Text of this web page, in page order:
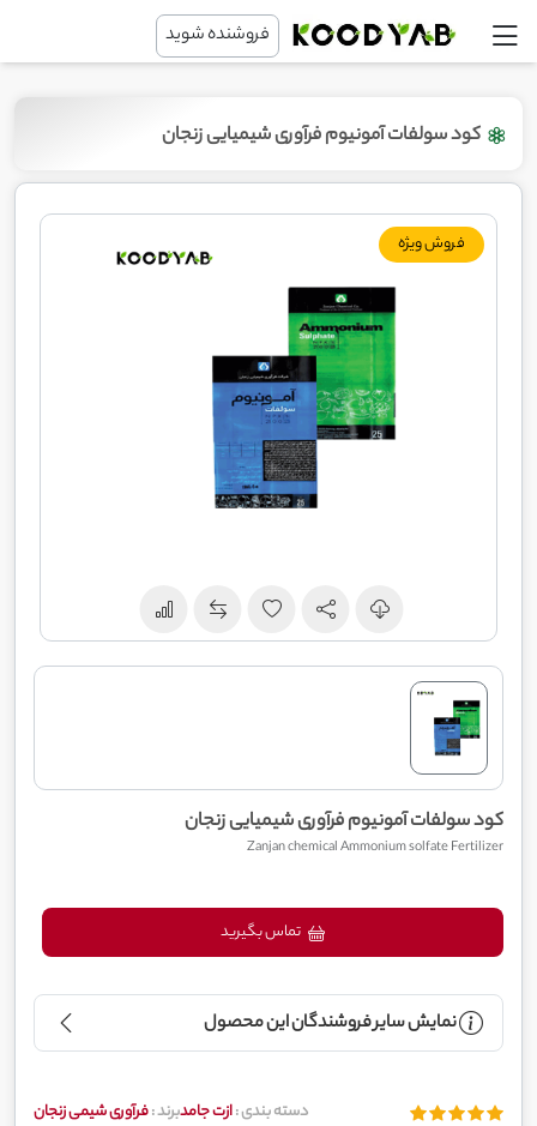
فروشنده شوید
کود سولفات آمونیوم فرآوری شیمیایی زنجان
فروش ویژه
کود سولفات آمونیوم فرآوری شیمیایی زنجان
Zanjan chemical Ammonium solfate Fertilizer
نمایش سایر فروشندگان این محصول
دسته بندی :ازت جامدبرند :فرآوری شیمی زنجان